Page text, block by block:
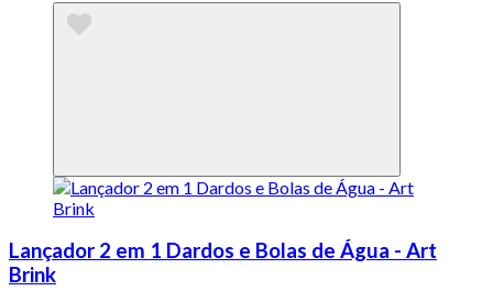
Lançador 2 em 1 Dardos e Bolas de Água - Art
Brink